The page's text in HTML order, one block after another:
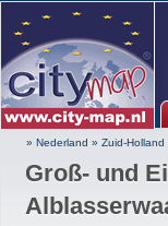
» Nederland » Zuid-Holland
Groß- und